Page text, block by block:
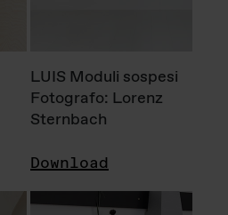
LUIS Moduli sospesi
Fotografo: Lorenz
Sternbach
Download